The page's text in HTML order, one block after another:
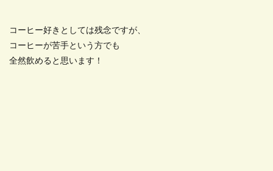
コーヒー好きとしては残念ですが、
コーヒーが苦手という方でも
全然飲めると思います！